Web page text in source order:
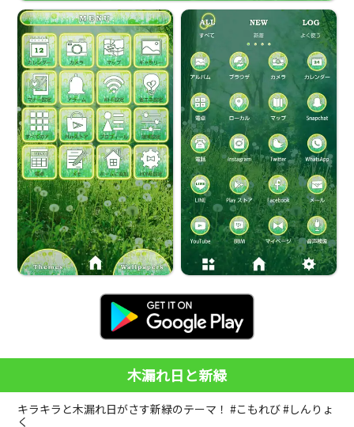
木漏れ日と新緑
キラキラと木漏れ日がさす新緑のテーマ！ #こもれび #しんりょ
く